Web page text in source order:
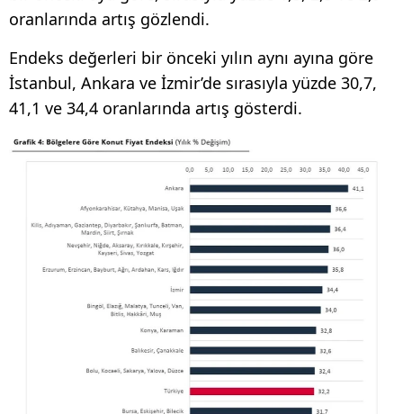
oranlarında artış gözlendi.
Endeks değerleri bir önceki yılın aynı ayına göre
İstanbul, Ankara ve İzmir’de sırasıyla yüzde 30,7,
41,1 ve 34,4 oranlarında artış gösterdi.